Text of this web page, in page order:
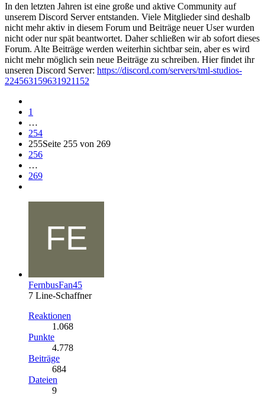
In den letzten Jahren ist eine große und aktive Community auf
unserem Discord Server entstanden. Viele Mitglieder sind deshalb
nicht mehr aktiv in diesem Forum und Beiträge neuer User wurden
nicht oder nur spät beantwortet. Daher schließen wir ab sofort dieses
Forum. Alte Beiträge werden weiterhin sichtbar sein, aber es wird
nicht mehr möglich sein neue Beiträge zu schreiben. Hier findet ihr
unseren Discord Server: https://discord.com/servers/tml-studios-
224563159631921152
1
…
254
255Seite 255 von 269
256
…
269
FernbusFan45
7 Line-Schaffner
Reaktionen
1.068
Punkte
4.778
Beiträge
684
Dateien
9